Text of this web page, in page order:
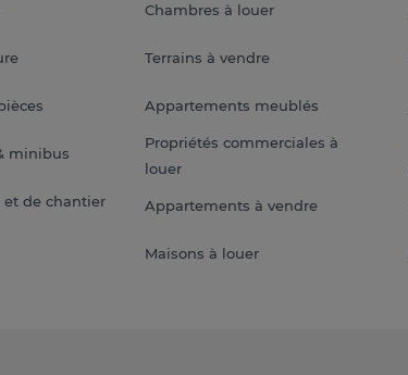
minibus
et de chantier
Chambres à louer
Terrains à vendre
Appartements meublés
Propriétés commerciales à
louer
Appartements à vendre
Maisons à louer